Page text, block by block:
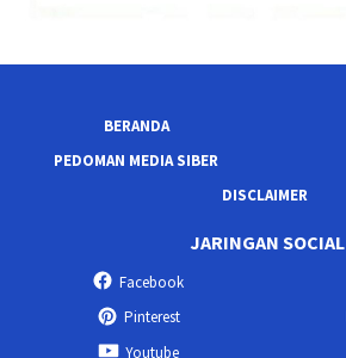
BERANDA
PEDOMAN MEDIA SIBER
DISCLAIMER
JARINGAN SOCIAL
Facebook
Pinterest
Youtube